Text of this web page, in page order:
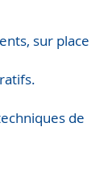
sur place
de